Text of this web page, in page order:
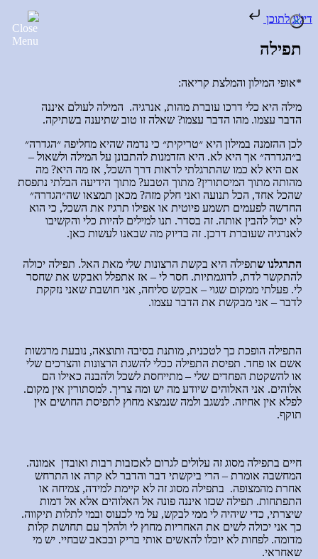
דילוג לתוכן
תפילה
*אופי המילון והמלצת קריאה:
מילה היא כלי דרכו עוברת מהות, אנרגיה. המילה לעולם איננה
הדבר עצמו. מהו הדבר עצמו? שאלה זו טוב שתיענה בשתיקה.
לכן ההזמנה במילון היא ״טריקית״ כי נדמה שהיא מחליפה ״הגדרה״
ב״הגדרה״ אך היא לא. היא הזדמנות להתבונן על המילה ולשאול –
אם היא לא כמו שהתרגלתי לראות דרך השכל, אז מה היא? מה
מהותה מתוך המיסתורין? מתוך הטבע? מתוך הידיעה הבלתי נתפסת
שהכל אחד, הכל תנועה ואני חלק מזה? מכאן תמצאו שה״הגדרה״
החדשה לפעמים תשמע פיוטית או אפילו תרגיז את השכל, כי הוא
לא יכול להבין אותה. זה בסדר. תנו למילים להיות כלי והקשיבו
לאנרגיה שעוברת דרכן. זה בדיוק מה שבאנו לעשות כאן.
התרגלנו שתפילה היא בקשת הרצונות שלי מאת האל. תפילה יכולה
להתקשר לדת, לדוגמתיות. חסר לי – אז אתפלל ואבקש את שחסר
לי. פעלתי ממקום שגוי – אבקש סליחה, אני חושבת שאני נזקקת
לדבר – אני מבקשת את הדבר עצמו.
התפילה הופכת כך לטכנית, מותנת בסיבה ותוצאה, נובעת מרגשות
אשם או פחד. תפיסת התפילה ככלי להשגת הרצונות והצרכים שלי
או להשקטת הפחדים שלי – מתייחסת לשכל ולהבנה כאילו הם
אלוהים. אני האלוהים שיודע מה יש ומה צריך. למסתורין אין מקום.
לפלא אין אחיזה. לנשגב ולמה שנמצא מחוץ לתפיסת החושים אין
תוקף.
חיים בתפילה מסוג זה עלולים לגרום לאכזבות רבות ואובדן אמונה.
המחשבה אומרת – הרי ביקשתי דבר והדבר לא קרה או התרחש
אחרת מהמצופה. בתפילה מסוג זה לא קיימת למידה, צמיחה או
התפתחות. תפילה שכזו איננה פונה אל האלוהים אלא אל דמות
שיצרתי, כדי שיהיה לי ממי לבקש, על מי לכעוס ובמי לתלות תיקווה.
כך אני יכולה לשים את האחריות מחוץ לי ולהלך עם תחושת קלות
מדומה. לפחות לא יוכלו להאשים אותי בריק ובכאב שבחיי. יש מי
שאחראי.